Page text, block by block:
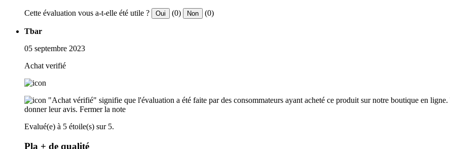
Cette évaluation vous a-t-elle été utile ? Oui (0) Non (0)
Tbar
05 septembre 2023
Achat verifié
"Achat vérifié" signifie que l'évaluation a été faite par des consommateurs ayant acheté ce produit sur notre boutique en
donner leur avis. Fermer la note
Evalué(e) à 5 étoile(s) sur 5.
Pla + de qualité